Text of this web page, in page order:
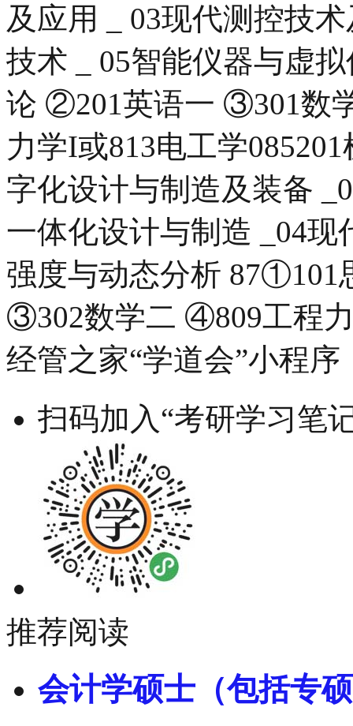
及应用 _ 03现代测控技
技术 _ 05智能仪器与虚
论 ②201英语一 ③301数
力学I或813电工学
字化设计与制造及装备
一体化设计与制造 _04
强度与动态分析
③302数学二 ④809工程
经管之家“学道会”小程序
扫码加入“考研学习笔
推荐阅读
会计学硕士（包括专